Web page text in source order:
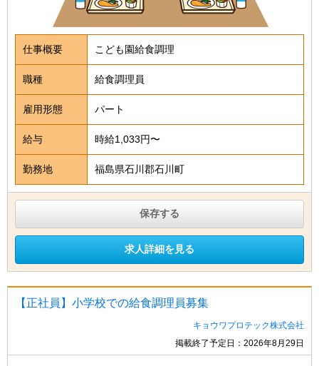
仕事概要 こども園給食調理
職種 給食調理員
雇用形態 パート
給与 時給1,033円〜
勤務地 福島県石川郡石川町
保存する
求人詳細を見る
【正社員】小学校での給食調理員募集
キョウワプロテック株式会社
掲載終了予定日：2026年8月29日